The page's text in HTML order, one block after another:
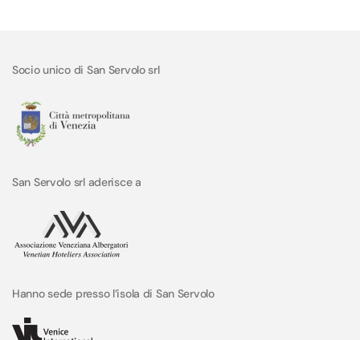
Socio unico di San Servolo srl
San Servolo srl aderisce a
Hanno sede presso l’isola di San Servolo